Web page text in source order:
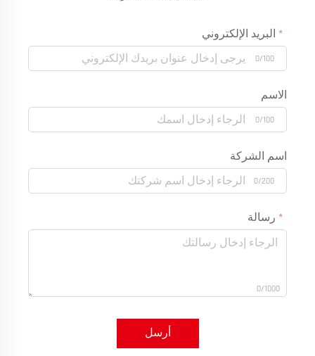
البريد الإلكتروني
0/100
الاسم
0/100
اسم الشركة
0/200
رسالة
0/1000
أرسل